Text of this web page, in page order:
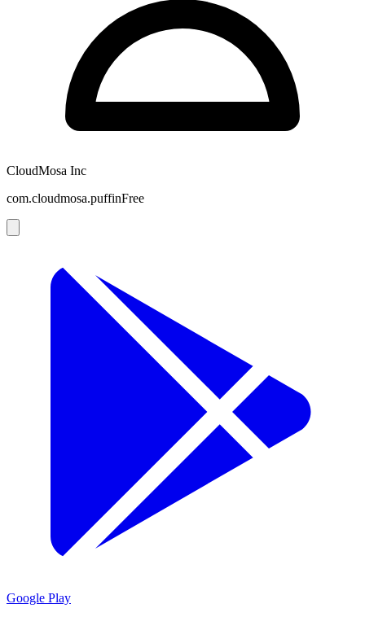
CloudMosa Inc
com.cloudmosa.puffinFree
Google Play